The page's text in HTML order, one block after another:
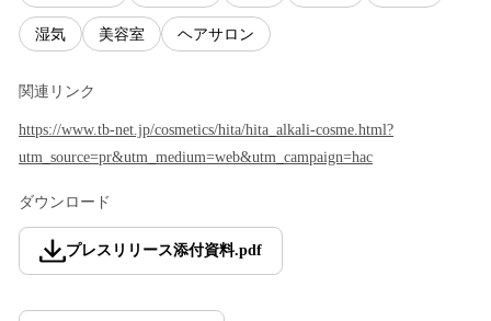
湿気 美容室 ヘアサロン
関連リンク
https://www.tb-net.jp/cosmetics/hita/hita_alkali-cosme.html?
utm_source=pr&utm_medium=web&utm_campaign=hac
ダウンロード
プレスリリース添付資料.pdf